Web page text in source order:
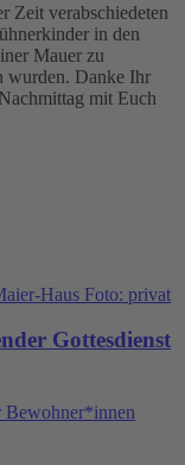
Zeit verabschiedeten
in den
Mauer zu
wurden. Danke Ihr
mit Euch
Gottesdienst